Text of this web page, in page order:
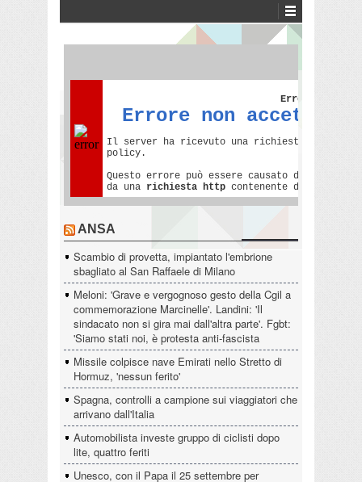
ANSA
Scambio di provetta, impiantato l'embrione
sbagliato al San Raffaele di Milano
Meloni: 'Grave e vergognoso gesto della Cgil a
commemorazione Marcinelle'. Landini: 'Il
sindacato non si gira mai dall'altra parte'. Fgbt:
'Siamo stati noi, è protesta anti-fascista
Missile colpisce nave Emirati nello Stretto di
Hormuz, 'nessun ferito'
Spagna, controlli a campione sui viaggiatori che
arrivano dall'Italia
Automobilista investe gruppo di ciclisti dopo
lite, quattro feriti
Unesco, con il Papa il 25 settembre per